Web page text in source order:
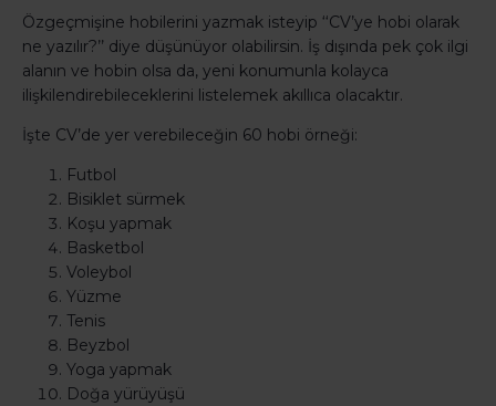
Özgeçmişine hobilerini yazmak isteyip ‘‘CV’ye hobi olarak
ne yazılır?’’ diye düşünüyor olabilirsin. İş dışında pek çok ilgi
alanın ve hobin olsa da, yeni konumunla kolayca
ilişkilendirebileceklerini listelemek akıllıca olacaktır.
İşte CV’de yer verebileceğin 60 hobi örneği:
Futbol
Bisiklet sürmek
Koşu yapmak
Basketbol
Voleybol
Yüzme
Tenis
Beyzbol
Yoga yapmak
Doğa yürüyüşü